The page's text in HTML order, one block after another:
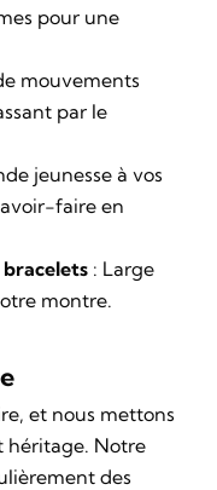
pour une
mouvements
par le
jeunesse à vos
faire en
: Large
montre.
et nous mettons
héritage. Notre
des